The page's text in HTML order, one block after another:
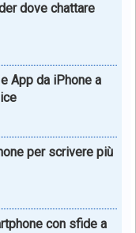
dove chattare
App da iPhone a
per scrivere più
con sfide a